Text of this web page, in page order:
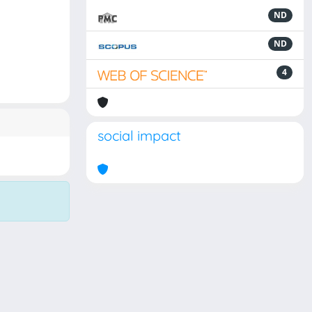
ND
ND
4
social impact